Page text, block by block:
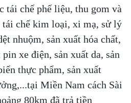
tái chế phế liệu, thu gom và
chế kim loại, xi mạ, sử lý
nhuộm, sản xuất hóa chất,
xe điện, sản xuất da, sản
thực phẩm, sản xuất
Miền Nam cách Sài
80km đã trả tiền